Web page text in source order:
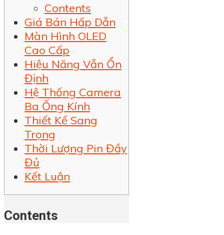
Contents
Giá Bán Hấp Dẫn
Màn Hình OLED
Cao Cấp
Hiệu Năng Vẫn Ổn
Định
Hệ Thống Camera
Ba Ống Kính
Thiết Kế Sang
Trọng
Thời Lượng Pin Đầy
Đủ
Kết Luận
Contents